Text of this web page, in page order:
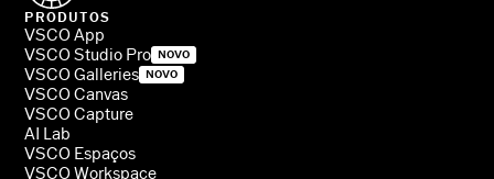
PRODUTOS
VSCO App
VSCO Studio Pro NOVO
VSCO Galleries NOVO
VSCO Canvas
VSCO Capture
AI Lab
VSCO Espaços
VSCO Workspace